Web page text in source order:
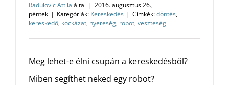
Radulovic Attila által | 2016. augusztus 26.,
péntek | Kategóriák: Kereskedés | Címkék:döntés,
kereskedő, kockázat, nyereség, robot,veszteség
Meg lehet-e élni csupán a kereskedésből?
Miben segíthet neked egy robot?